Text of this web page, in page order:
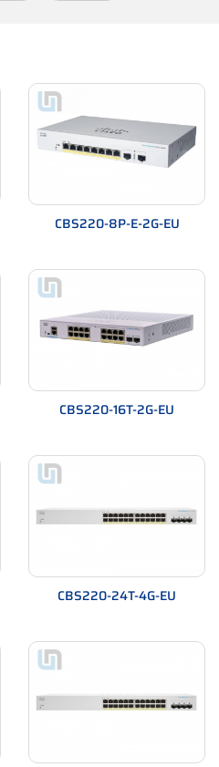
CBS220-8P-E-2G-EU
CBS220-16T-2G-EU
CBS220-24T-4G-EU